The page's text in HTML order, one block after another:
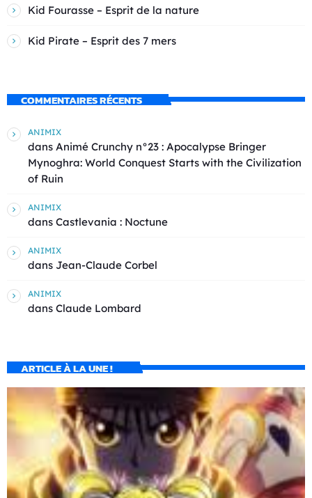
Kid Fourasse – Esprit de la nature
Kid Pirate – Esprit des 7 mers
COMMENTAIRES RÉCENTS
ANIMIX
dans Animé Crunchy n°23 : Apocalypse Bringer
Mynoghra: World Conquest Starts with the Civilization
of Ruin
ANIMIX
dans Castlevania : Noctune
ANIMIX
dans Jean-Claude Corbel
ANIMIX
dans Claude Lombard
ARTICLE À LA UNE !